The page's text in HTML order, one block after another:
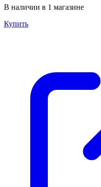
В наличии в 1 магазине
Купить